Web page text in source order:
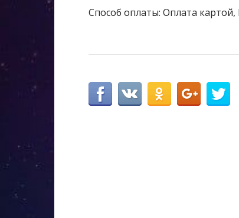
Способ оплаты: Оплата